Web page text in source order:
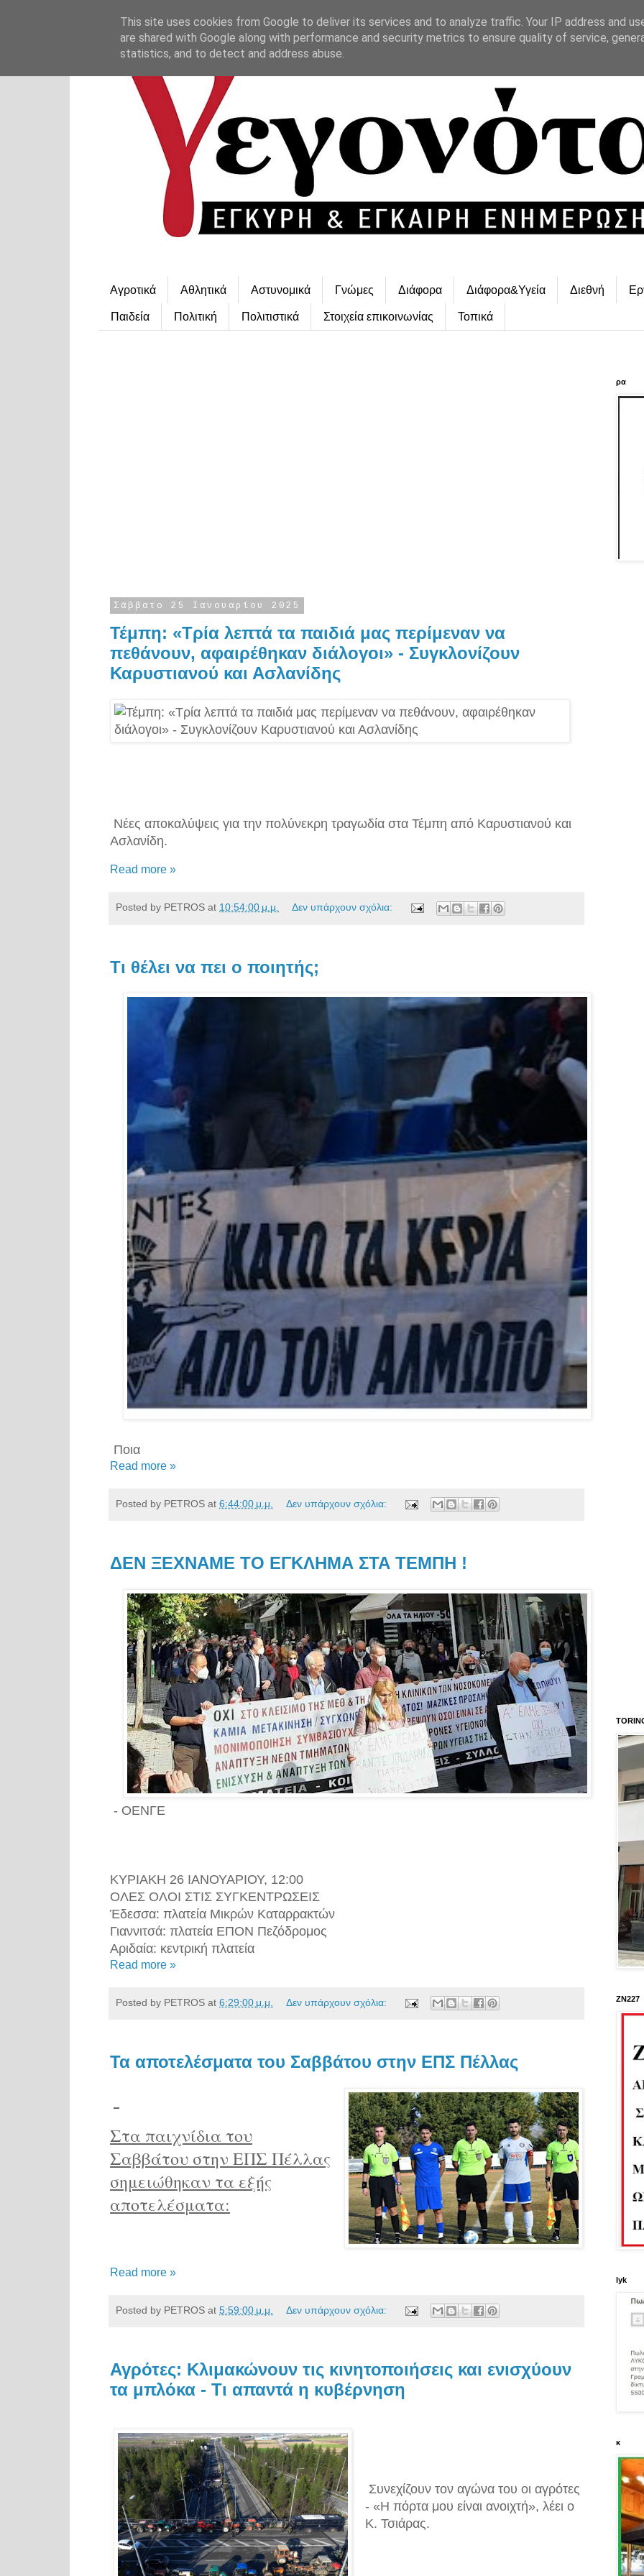
Αγροτικά Αθλητικά Αστυνομικά Γνώμες Διάφορα Διάφορα&Υγεία Διεθνή
Παιδεία Πολιτική Πολιτιστικά Στοιχεία επικοινωνίας Τοπικά
Σάββατο 25 Ιανουαρίου 2025
Τέμπη: «Τρία λεπτά τα παιδιά μας περίμεναν να
πεθάνουν, αφαιρέθηκαν διάλογοι» - Συγκλονίζουν
Καρυστιανού και Ασλανίδης
Νέες αποκαλύψεις για την πολύνεκρη τραγωδία στα Τέμπη από Καρυστιανού και
Ασλανίδη.
Read more »
Posted by PETROS at 10:54:00 μ.μ. Δεν υπάρχουν σχόλια:
Τι θέλει να πει ο ποιητής;
Ποια
Read more »
Posted by PETROS at 6:44:00 μ.μ. Δεν υπάρχουν σχόλια:
ΔΕΝ ΞΕΧΝΑΜΕ ΤΟ ΕΓΚΛΗΜΑ ΣΤΑ ΤΕΜΠΗ !
- ΟΕΝΓΕ
ΚΥΡΙΑΚΗ 26 ΙΑΝΟΥΑΡΙΟΥ, 12:00
ΟΛΕΣ ΟΛΟΙ ΣΤΙΣ ΣΥΓΚΕΝΤΡΩΣΕΙΣ
Έδεσσα: πλατεία Μικρών Καταρρακτών
Γιαννιτσά: πλατεία ΕΠΟΝ Πεζόδρομος
Αριδαία: κεντρική πλατεία
Read more »
Posted by PETROS at 6:29:00 μ.μ. Δεν υπάρχουν σχόλια:
Τα αποτελέσματα του Σαββάτου στην ΕΠΣ Πέλλας
Στα παιχνίδια του
Σαββάτου στην ΕΠΣ Πέλλας
σημειώθηκαν τα εξής
αποτελέσματα:
Read more »
Posted by PETROS at 5:59:00 μ.μ. Δεν υπάρχουν σχόλια:
Αγρότες: Κλιμακώνουν τις κινητοποιήσεις και ενισχύουν
τα μπλόκα - Τι απαντά η κυβέρνηση
Συνεχίζουν τον αγώνα του οι αγρότες
- «Η πόρτα μου είναι ανοιχτή», λέει ο
Κ. Τσιάρας.
ρα
ΖΝ227
lyk
κ
This site uses cookies from Google to deliver its services and to analyze traffic. Your IP address and
are shared with Google along with performance and security metrics to ensure quality of service,
statistics, and to detect and address abuse.